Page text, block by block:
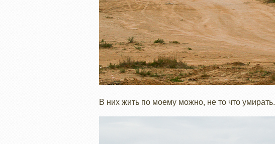
В них жить по моему можно, не то что умирать.